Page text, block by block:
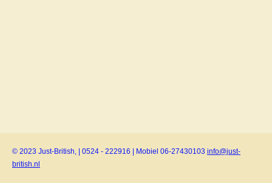
© 2023 Just-British, | 0524 - 222916 | Mobiel 06-27430103 info@just-
british.nl